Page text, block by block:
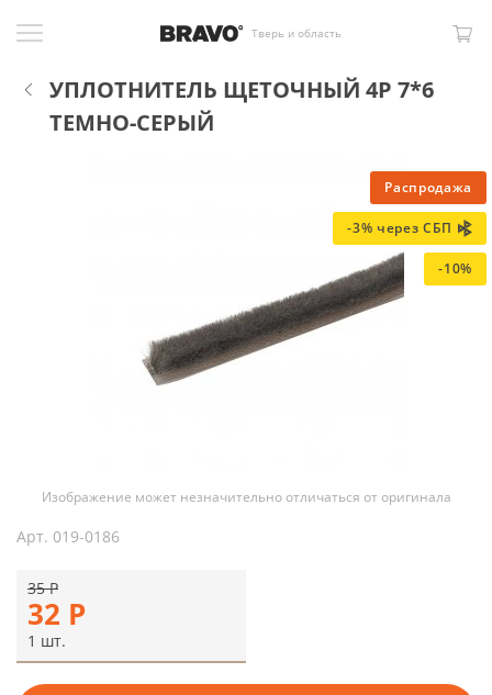
Тверь и область
УПЛОТНИТЕЛЬ ЩЕТОЧНЫЙ 4Р 7*6
ТЕМНО-СЕРЫЙ
Распродажа
-3% через СБП
-10%
Изображение может незначительно отличаться от оригинала
Арт. 019-0186
32 Р
35Р
1 шт.